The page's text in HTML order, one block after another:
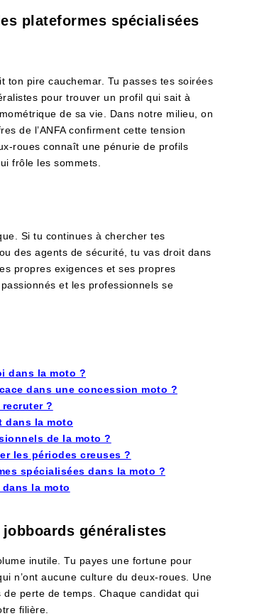
plateformes spécialisées
ton pire cauchemar. Tu passes tes soirées
pour trouver un profil qui sait à
de sa vie. Dans notre milieu, on
de l’ANFA confirment cette tension
roues connaît une pénurie de profils
frôle les sommets.
Si tu continues à chercher tes
des agents de sécurité, tu vas droit dans
propres exigences et ses propres
et les professionnels se
dans la moto ?
dans une concession moto ?
?
dans la moto
de la moto ?
les périodes creuses ?
spécialisées dans la moto ?
la moto
généralistes
inutile. Tu payes une fortune pour
n’ont aucune culture du deux-roues. Une
perte de temps. Chaque candidat qui
filière.